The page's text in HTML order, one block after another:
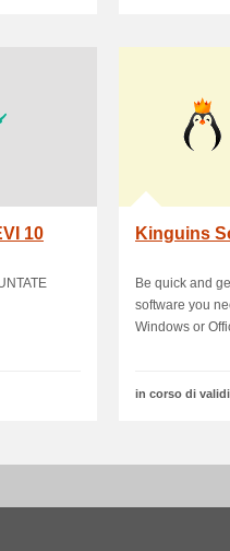
10
Kinguins
Be quick and
software you
Windows or
in corso di